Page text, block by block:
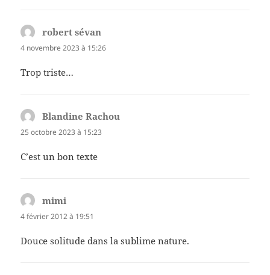
robert sévan
4 novembre 2023 à 15:26
Trop triste…
Blandine Rachou
25 octobre 2023 à 15:23
C’est un bon texte
mimi
4 février 2012 à 19:51
Douce solitude dans la sublime nature.